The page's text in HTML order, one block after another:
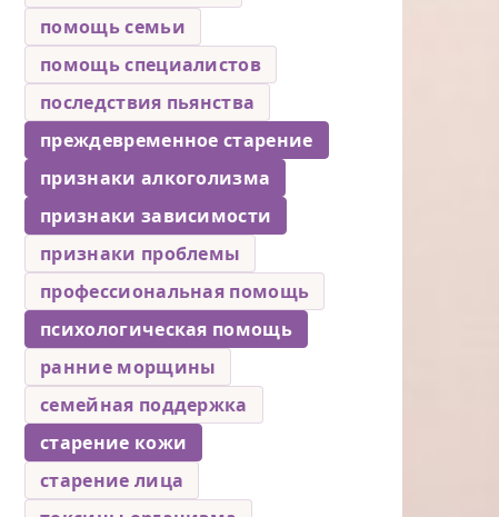
помощь семьи
помощь специалистов
последствия пьянства
преждевременное старение
признаки алкоголизма
признаки зависимости
признаки проблемы
профессиональная помощь
психологическая помощь
ранние морщины
семейная поддержка
старение кожи
старение лица